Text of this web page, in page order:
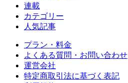
連載
カテゴリー
人気記事
プラン・料金
よくある質問・お問い合わせ
運営会社
特定商取引法に基づく表記